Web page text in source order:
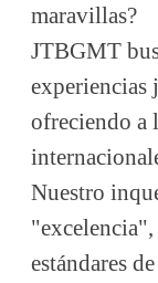
maravillas?
JTBGMT
experiencias
ofreciendo a
Nuestro
"excelencia",
estándares